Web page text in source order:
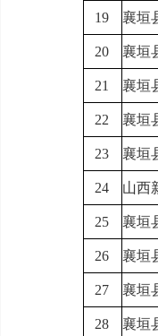
19 襄垣
20 襄垣
21 襄垣
22 襄垣
23 襄垣
24 山西
25 襄垣
26 襄垣
27 襄垣
28 襄垣